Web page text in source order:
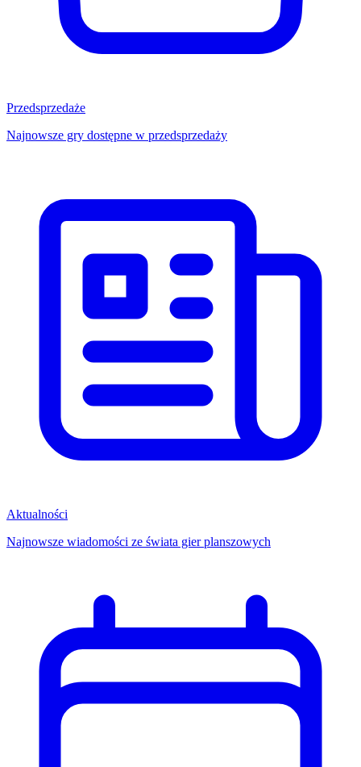
Przedsprzedaże
Najnowsze gry dostępne w przedsprzedaży
Aktualności
Najnowsze wiadomości ze świata gier planszowych